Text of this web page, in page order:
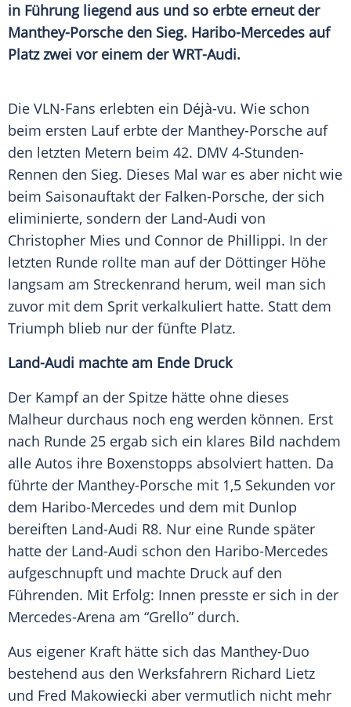
in Führung liegend aus und so erbte erneut der
Manthey-Porsche den Sieg. Haribo-Mercedes auf
Platz zwei vor einem der WRT-Audi.
Die VLN-Fans erlebten ein Déjà-vu. Wie schon
beim ersten Lauf erbte der Manthey-Porsche auf
den letzten Metern beim 42. DMV 4-Stunden-
Rennen den Sieg. Dieses Mal war es aber nicht wie
beim Saisonauftakt der Falken-Porsche, der sich
eliminierte, sondern der Land-Audi von
Christopher Mies und Connor de Phillippi. In der
letzten Runde rollte man auf der Döttinger Höhe
langsam am Streckenrand herum, weil man sich
zuvor mit dem Sprit verkalkuliert hatte. Statt dem
Triumph blieb nur der fünfte Platz.
Land-Audi machte am Ende Druck
Der Kampf an der Spitze hätte ohne dieses
Malheur durchaus noch eng werden können. Erst
nach Runde 25 ergab sich ein klares Bild nachdem
alle Autos ihre Boxenstopps absolviert hatten. Da
führte der Manthey-Porsche mit 1,5 Sekunden vor
dem Haribo-Mercedes und dem mit Dunlop
bereiften Land-Audi R8. Nur eine Runde später
hatte der Land-Audi schon den Haribo-Mercedes
aufgeschnupft und machte Druck auf den
Führenden. Mit Erfolg: Innen presste er sich in der
Mercedes-Arena am “Grello” durch.
Aus eigener Kraft hätte sich das Manthey-Duo
bestehend aus den Werksfahrern Richard Lietz
und Fred Makowiecki aber vermutlich nicht mehr